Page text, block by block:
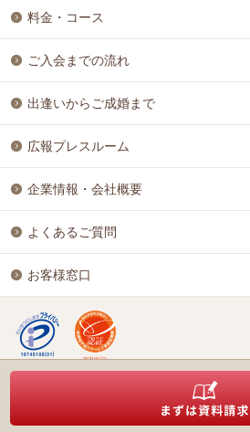
料金・コース
ご入会までの流れ
出逢いからご成婚まで
広報プレスルーム
企業情報・会社概要
よくあるご質問
お客様窓口
個人情報保護方針
株式会社アイ＆リンク